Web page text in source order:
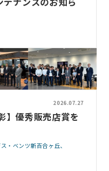
2026.07.27
】優秀販売店賞を
・ベンツ新百合ヶ丘